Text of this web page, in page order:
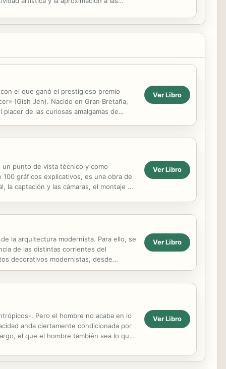
el que ganó el prestigioso premio
(Gish Jen). Nacido en Gran Bretaña,
de las curiosas amalgamas de
Ver Libro
punto de vista técnico y como
gráficos explicativos, es una obra de
la captación y las cámaras, el montaje y
Ver Libro
la arquitectura modernista. Para ello, se
de las distintas corrientes del
decorativos modernistas, desde
integrador de ...
Ver Libro
. Pero el hombre no acaba en lo
anda ciertamente condicionada por
el que el hombre también sea lo que
Ver Libro